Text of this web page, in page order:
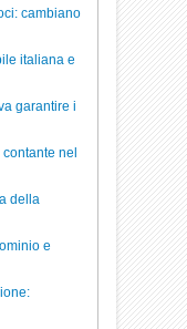
cambiano
italiana e
garantire i
nel
della
e